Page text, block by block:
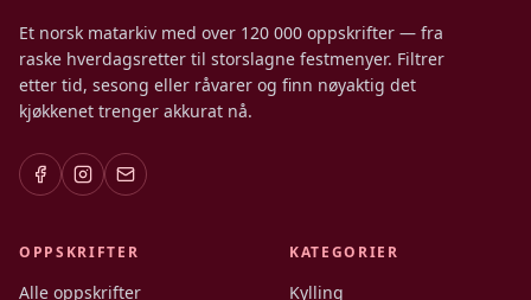
Et norsk matarkiv med over 120 000 oppskrifter — fra
raske hverdagsretter til storslagne festmenyer. Filtrer
etter tid, sesong eller råvarer og finn nøyaktig det
kjøkkenet trenger akkurat nå.
OPPSKRIFTER
Alle oppskrifter
KATEGORIER
Kylling